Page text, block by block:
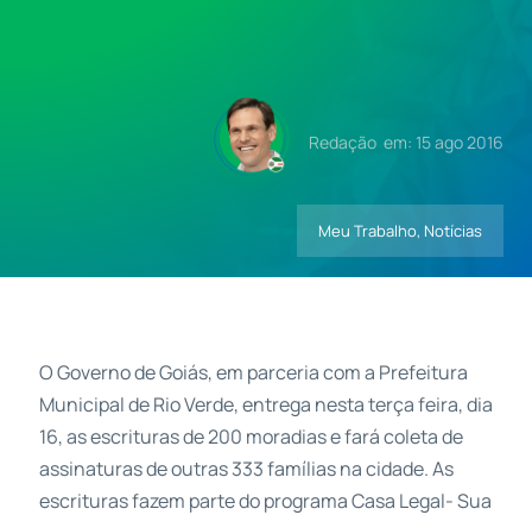
Redação em: 15 ago 2016
Meu Trabalho, Notícias
O Governo de Goiás, em parceria com a Prefeitura
Municipal de Rio Verde, entrega nesta terça feira, dia
16, as escrituras de 200 moradias e fará coleta de
assinaturas de outras 333 famílias na cidade. As
escrituras fazem parte do programa Casa Legal- Sua